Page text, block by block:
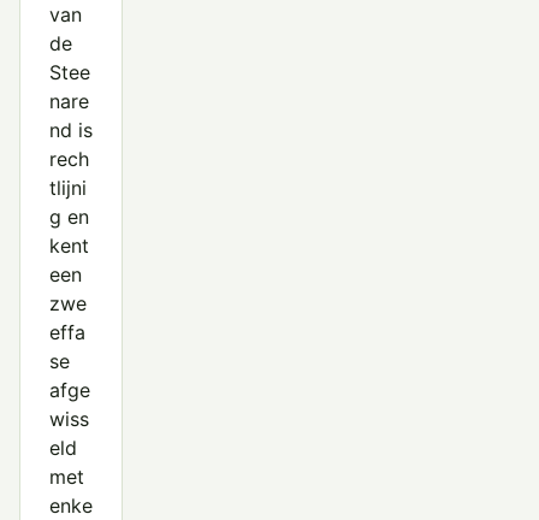
van
de
Stee
nare
nd is
rech
tlijni
g en
kent
een
zwe
effa
se
afge
wiss
eld
met
enke